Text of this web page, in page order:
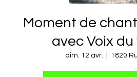
Moment de
avec Voix
dim. 12 avr. 1820